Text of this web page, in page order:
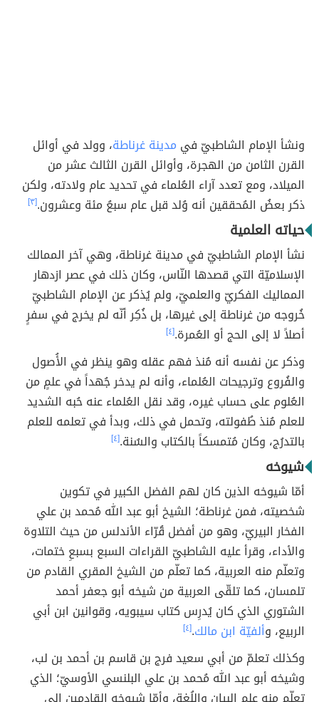
ونشأ الإمام الشاطبيّ في مدينة غرناطة، وولد في أوائل
القرن الثامن من الهجرة، وأوائل القرن الثالث عشر من
الميلاد، ومع تعدد آراء العُلماء في تحديد عام ولادته، ولكن
ذكر بعضُ المُحققين أنه وُلد قبل عام سبعُ مئة وعشرون.[٣]
حياته العلمية
نشأ الإمام الشاطبيّ في مدينة غرناطة، وهي آخر الممالك
الإسلاميّة التي قصدها النّاس، وكان ذلك في عصر ازدهار
المماليك الفكريّ والعلميّ، ولم يُذكر عن الإمام الشاطبيّ
خُروجه من غرناطة إلى غيرها، بل ذُكِر أنّه لم يخرج في سفرٍ
أصلاً لا إلى الحج أو العُمرة.[٤]
وذكر عن نفسه أنه مُنذ فهم عقله وهو ينظر في الأُصول
والفُروع وترجيحات العُلماء، وأنه لم يدخر جُهداً في علمٍ من
العُلوم على حساب غيره، وقد نقل العُلماء عنه حُبه الشديد
للعلم مُنذ طُفولته، وتحمل في ذلك، وبدأ في تعلمه للعلم
بالتدرُج، وكان مُتمسكاً بالكتاب والسُنة.[٤]
شيوخه
أمّا شيوخه الذين كان لهم الفضل الكبير في تكوين
شخصيته، فمن غرناطة؛ الشيخ أبو عبد الله مُحمد بن علي
الفخار البيريّ، وهو من أفضل قُرّاء الأندلس من حيث التلاوة
والأداء، وقرأ عليه الشاطبيّ القراءات السبع بسبعِ ختمات،
وتعلّم منه العربية، كما تعلّم من الشيخ المقري القادم من
تلمسان، كما تلقّى العربية من شيخه أبو جعفر أحمد
الشتوري الذي كان يُدرِس كتاب سيبويه، وقوانين ابن أبي
الربيع، وألفيّة ابن مالك.[٤]
وكذلك تعلمّ من أبي سعيد فرج بن قاسم بن أحمد بن لب،
وشيخه أبو عبد الله مُحمد بن علي البلنسي الأوسيّ؛ الذي